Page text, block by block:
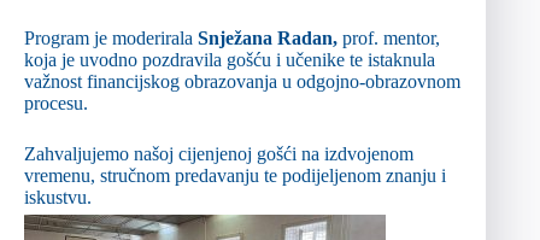
Program je moderirala Snježana Radan, prof. mentor,
koja je uvodno pozdravila gošću i učenike te istaknula
važnost financijskog obrazovanja u odgojno-obrazovnom
procesu.
Zahvaljujemo našoj cijenjenoj gošći na izdvojenom
vremenu, stručnom predavanju te podijeljenom znanju i
iskustvu.